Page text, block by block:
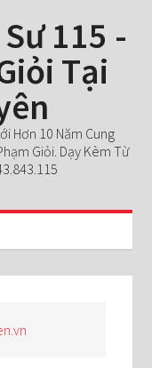
115 -
Tại
Hơn 10 Năm Cung
Giỏi. Dạy Kèm Từ